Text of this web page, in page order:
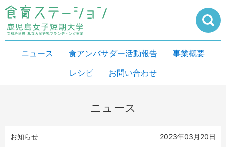
ニュース 食アンバサダー活動報告
事業概要
レシピ
お問い合わせ
ニュース
お知らせ 2023年03月20日